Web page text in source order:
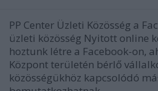
PP Center Üzleti Közösség a
üzleti közösség Nyitott online
hoztunk létre a Facebook-on,
Központ területén bérlő
közösségükhöz kapcsolódó